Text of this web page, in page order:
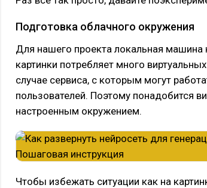
Подготовка облачного окружения
Для нашего проекта локальная машина
картинки потребляет много
случае сервиса, с которым могут
пользователей. Поэтому понадобится
настроенным окружением.
Чтобы избежать ситуации как на